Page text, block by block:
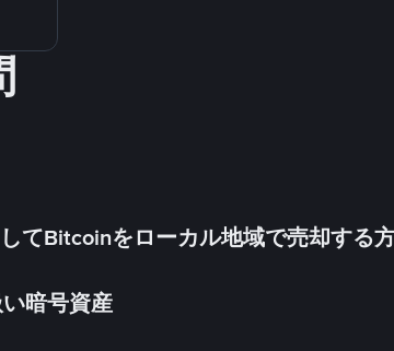
てBitcoinをローカル地域で売却する
暗号資産